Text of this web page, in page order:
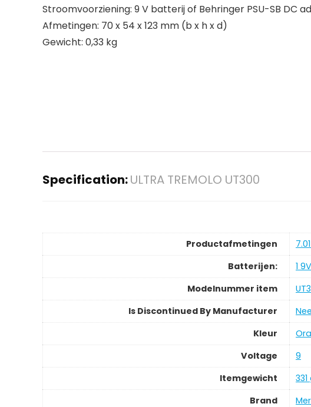
Stroomvoorziening: 9 V batterij of Behringer PSU-SB DC
Afmetingen: 70 x 54 x 123 mm (b x h x d)
Gewicht: 0,33 kg
Specification:ULTRA TREMOLO UT300
Productafmetingen
Batterijen:
‎1
Modelnummer item
Is Discontinued By Manufacturer
‎Nee
Kleur
Voltage
‎9
Itemgewicht
‎331
Brand